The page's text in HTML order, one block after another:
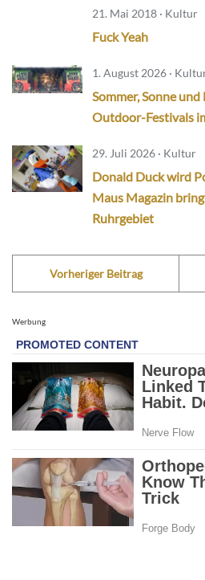
21. Mai 2018 · Kultur
Fuck Yeah
1. August 2026 ·
Sommer, Sonne
Outdoor-Festivals
29. Juli 2026 · Kultur
Donald Duck wird
Maus Magazin
Ruhrgebiet
Vorheriger Beitrag
Werbung